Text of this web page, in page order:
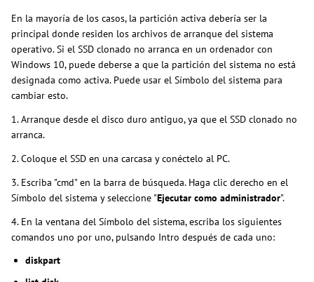
En la mayoría de los casos, la partición activa debería ser la
principal donde residen los archivos de arranque del sistema
operativo. Si el SSD clonado no arranca en un ordenador con
Windows 10, puede deberse a que la partición del sistema no está
designada como activa. Puede usar el Símbolo del sistema para
cambiar esto.
1. Arranque desde el disco duro antiguo, ya que el SSD clonado no
arranca.
2. Coloque el SSD en una carcasa y conéctelo al PC.
3. Escriba "cmd" en la barra de búsqueda. Haga clic derecho en el
Símbolo del sistema y seleccione "Ejecutar como administrador".
4. En la ventana del Símbolo del sistema, escriba los siguientes
comandos uno por uno, pulsando Intro después de cada uno:
diskpart